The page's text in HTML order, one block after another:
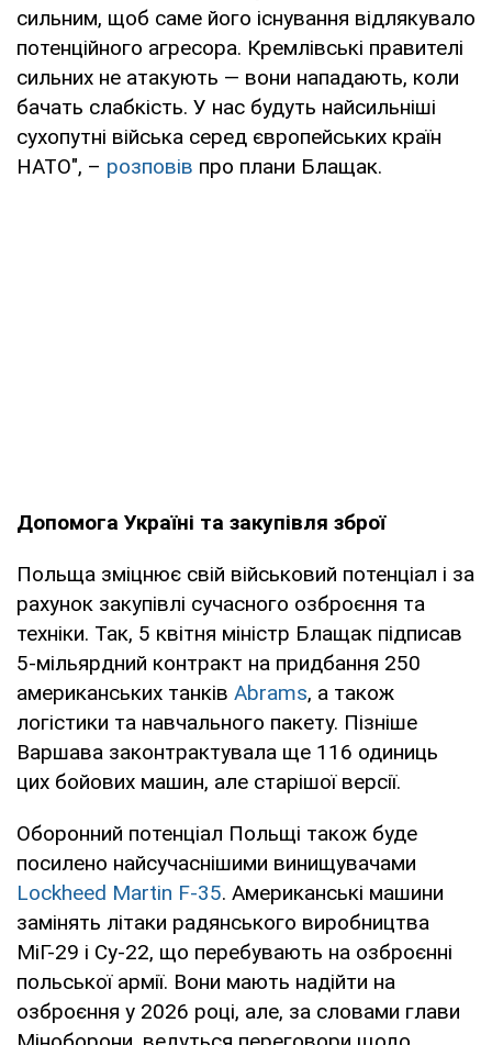
сильним, щоб саме його існування відлякувало
потенційного агресора. Кремлівські правителі
сильних не атакують — вони нападають, коли
бачать слабкість. У нас будуть найсильніші
сухопутні війська серед європейських країн
НАТО", – розповів про плани Блащак.
Допомога Україні та закупівля зброї
Польща зміцнює свій військовий потенціал і за
рахунок закупівлі сучасного озброєння та
техніки. Так, 5 квітня міністр Блащак підписав
5-мільярдний контракт на придбання 250
американських танків Abrams, а також
логістики та навчального пакету. Пізніше
Варшава законтрактувала ще 116 одиниць
цих бойових машин, але старішої версії.
Оборонний потенціал Польщі також буде
посилено найсучаснішими винищувачами
Lockheed Martin F-35. Американські машини
замінять літаки радянського виробництва
МіГ-29 і Су-22, що перебувають на озброєнні
польської армії. Вони мають надійти на
озброєння у 2026 році, але, за словами глави